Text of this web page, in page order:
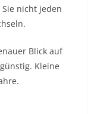
nicht jeden
Blick auf
Kleine